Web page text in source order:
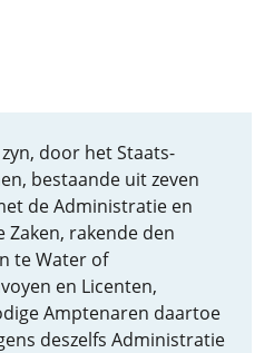
door het Staats-
bestaande uit zeven
de Administratie en
Zaken, rakende den
te Water of
en Licenten,
Amptenaren daartoe
deszelfs Administratie